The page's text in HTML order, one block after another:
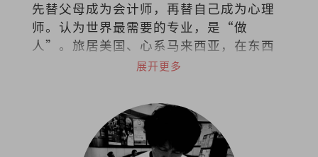
先替父母成为会计师，再替自己成为心理
师。认为世界最需要的专业，是“做
人”。旅居美国、心系马来西亚，在东西
文化间拉扯。试着把拉扯化成视野，把矛
展开更多